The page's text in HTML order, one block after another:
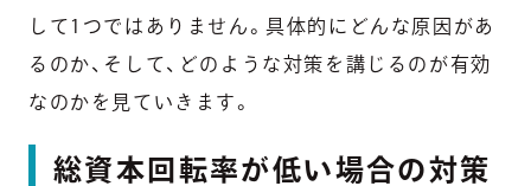
して1つではありません。具体的にどんな原因があ
るのか、そして、どのような対策を講じるのが有効
なのかを見ていきます。
総資本回転率が低い場合の対策